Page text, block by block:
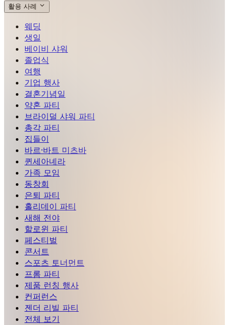
활용 사례
웨딩
생일
베이비 샤워
졸업식
여행
기업 행사
결혼기념일
약혼 파티
브라이덜 샤워 파티
총각 파티
집들이
바르·바트 미츠바
퀸세아녜라
가족 모임
동창회
은퇴 파티
홀리데이 파티
새해 전야
할로윈 파티
페스티벌
콘서트
스포츠 토너먼트
프롬 파티
제품 런칭 행사
컨퍼런스
젠더 리빌 파티
전체 보기